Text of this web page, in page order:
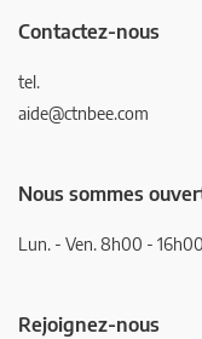
Contactez-nous
tel.
aide@ctnbee.com
Nous sommes
Lun. - Ven. 8h00 - 16h00
Rejoignez-nous